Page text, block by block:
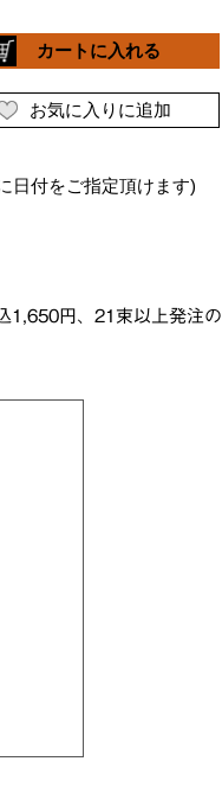
1,650円、21束以上発注の